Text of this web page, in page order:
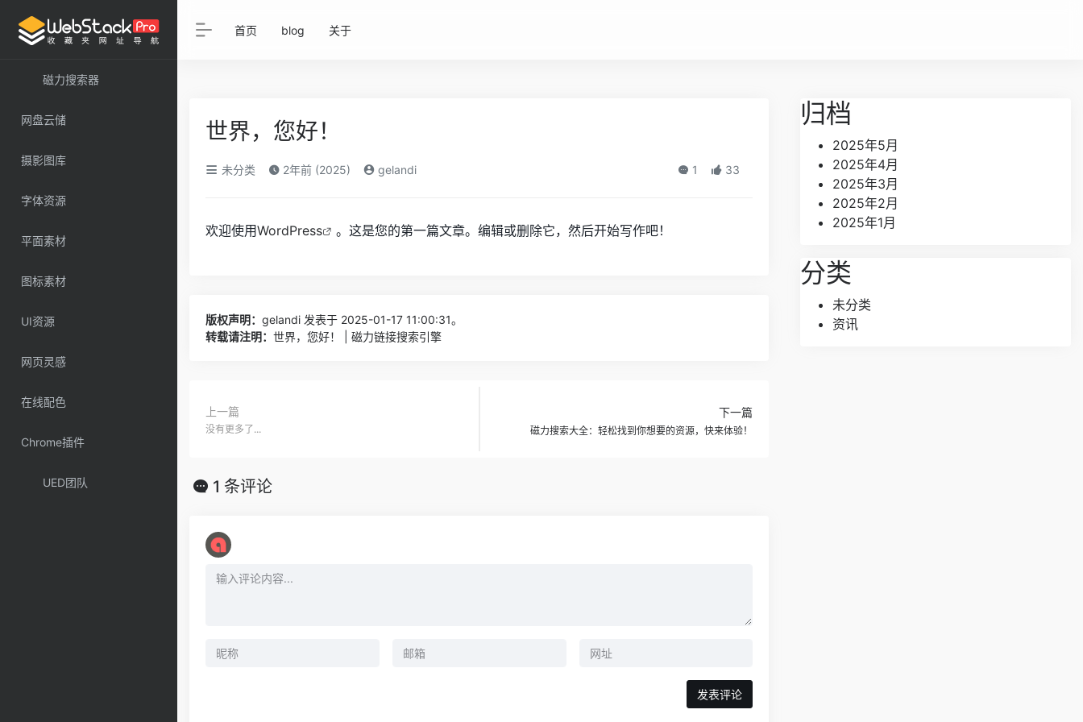
磁力搜索器
网盘云储
摄影图库
字体资源
平面素材
图标素材
UI资源
网页灵感
在线配色
Chrome插件
UED团队
首页 blog 关于
世界，您好！
未分类 2年前 (2025) gelandi 1 33
欢迎使用WordPress 。这是您的第一篇文章。编辑或删除它，然后开始写作吧！
版权声明： gelandi 发表于 2025-01-17 11:00:31。
转载请注明： 世界，您好！ | 磁力链接搜索引擎
上一篇
没有更多了...
下一篇
磁力搜索大全：轻松找到你想要的资源，快来体验！
1 条评论
归档
2025年5月
2025年4月
2025年3月
2025年2月
2025年1月
分类
未分类
资讯